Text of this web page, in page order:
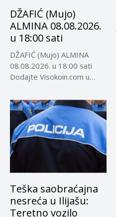
DŽAFIĆ (Mujo)
ALMINA 08.08.2026.
u 18:00 sati
DŽAFIĆ (Mujo) ALMINA
08.08.2026. u 18:00 sati
Dodajte Visokoin.com u
Teška saobraćajna
nesreća u Ilijašu:
Teretno vozilo